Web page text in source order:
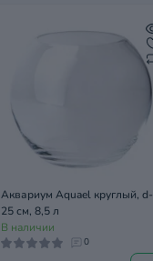
Аквариум Aquael круглый, d-
25 см, 8,5 л
В наличии
0